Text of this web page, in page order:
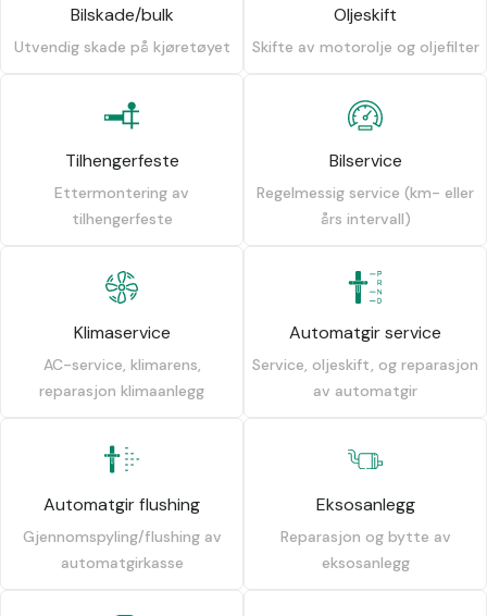
Bilskade/bulk
Utvendig skade på kjøretøyet
Oljeskift
Skifte av motorolje og oljefilter
Tilhengerfeste
Ettermontering av
tilhengerfeste
Bilservice
Regelmessig service (km- eller
års intervall)
Klimaservice
AC-service, klimarens,
reparasjon klimaanlegg
Automatgir service
Service, oljeskift, og reparasjon
av automatgir
Automatgir flushing
Gjennomspyling/flushing av
automatgirkasse
Eksosanlegg
Reparasjon og bytte av
eksosanlegg